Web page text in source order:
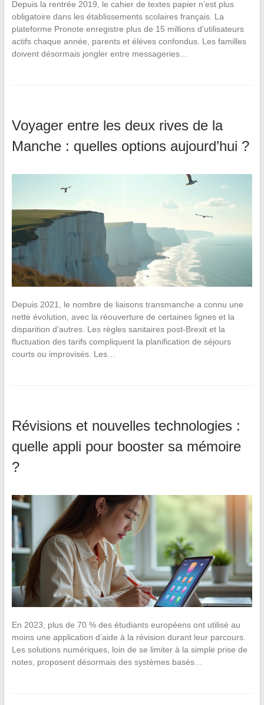
Depuis la rentrée 2019, le cahier de textes papier n’est plus
obligatoire dans les établissements scolaires français. La
plateforme Pronote enregistre plus de 15 millions d’utilisateurs
actifs chaque année, parents et élèves confondus. Les familles
doivent désormais jongler entre messageries…
Voyager entre les deux rives de la
Manche : quelles options aujourd’hui ?
Depuis 2021, le nombre de liaisons transmanche a connu une
nette évolution, avec la réouverture de certaines lignes et la
disparition d’autres. Les règles sanitaires post-Brexit et la
fluctuation des tarifs compliquent la planification de séjours
courts ou improvisés. Les…
Révisions et nouvelles technologies :
quelle appli pour booster sa mémoire
?
En 2023, plus de 70 % des étudiants européens ont utilisé au
moins une application d’aide à la révision durant leur parcours.
Les solutions numériques, loin de se limiter à la simple prise de
notes, proposent désormais des systèmes basés…